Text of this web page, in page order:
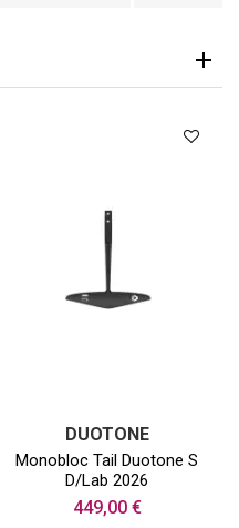
DUOTONE
Monobloc Tail Duotone S
D/Lab 2026
449,00 €